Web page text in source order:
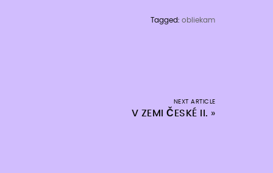
Tagged:obliekam
NEXT ARTICLE
V ZEMI ČESKÉ II. »